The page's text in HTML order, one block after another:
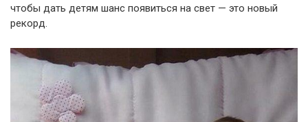
чтобы дать детям шанс появиться на свет — это новый
рекорд.